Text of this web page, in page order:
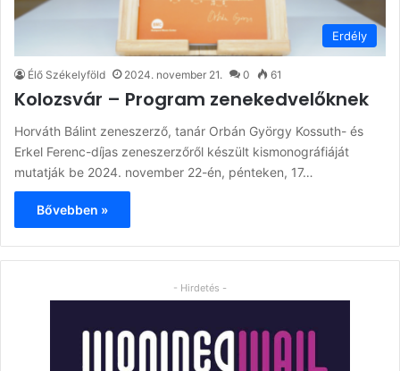
Erdély
Élő Székelyföld 2024. november 21. 0 61
Kolozsvár – Program zenekedvelőknek
Horváth Bálint zeneszerző, tanár Orbán György Kossuth- és
Erkel Ferenc-díjas zeneszerzőről készült kismonográfiáját
mutatják be 2024. november 22-én, pénteken, 17…
Bővebben »
- Hirdetés -